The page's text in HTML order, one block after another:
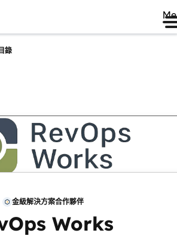
錄
金級解決方案合作夥伴
Works